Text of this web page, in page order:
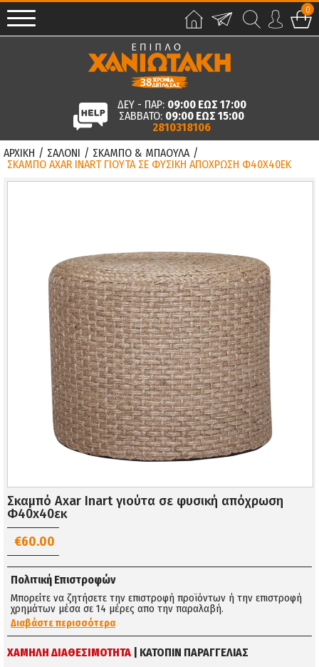
0
ΔΕΥ - ΠΑΡ: 09:00 ΕΩΣ 17:00
ΣΑΒΒΑΤΟ: 09:00 ΕΩΣ 15:00
2810318106
ΑΡΧΙΚΗ / ΣΑΛΟΝΙ / ΣΚΑΜΠΟ & ΜΠΑΟΥΛΑ /
ΣΚΑΜΠΟ AXAR INART ΓΙΟΥΤΑ ΣΕ ΦΥΣΙΚΗ ΑΠΟΧΡΩΣΗ Φ40X40ΕΚ
Σκαμπό Axar Inart γιούτα σε φυσική απόχρωση
Φ40x40εκ
€60.00
Πολιτική Επιστροφών
Μπορείτε να ζητήσετε την επιστροφή προϊόντων ή την επιστροφή
χρημάτων μέσα σε 14 μέρες απο την παραλαβή.
Διαβάστε περισσότερα
ΧΑΜΗΛΗ ΔΙΑΘΕΣΙΜΌΤΗΤΑ | ΚΑΤΟΠΙΝ ΠΑΡΑΓΓΕΛΙΑΣ